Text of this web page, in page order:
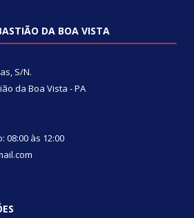
DA BOA VISTA
S/N.
da Boa Vista - PA
às 12:00